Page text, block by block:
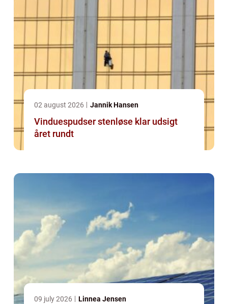
02 august 2026 Jannik Hansen
Vinduespudser stenløse klar udsigt
året rundt
09 july 2026 Linnea Jensen